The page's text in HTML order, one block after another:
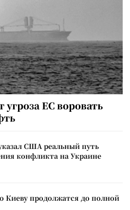
ЕС воровать
США реальный путь
конфликта на Украине
Киеву продолжатся до полной